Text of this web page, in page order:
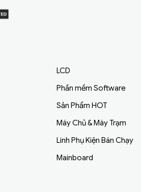
LCD
Phần mềm Software
Sản Phẩm HOT
Máy Chủ & Máy Trạm
Linh Phụ Kiện Bán Chạy
Mainboard